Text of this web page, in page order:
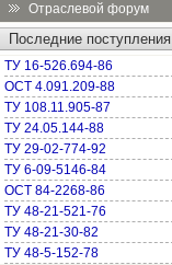
Отраслевой форум
Последние поступления
ТУ 16-526.694-86
ОСТ 4.091.209-88
ТУ 108.11.905-87
ТУ 24.05.144-88
ТУ 29-02-774-92
ТУ 6-09-5146-84
ОСТ 84-2268-86
ТУ 48-21-521-76
ТУ 48-21-30-82
ТУ 48-5-152-78